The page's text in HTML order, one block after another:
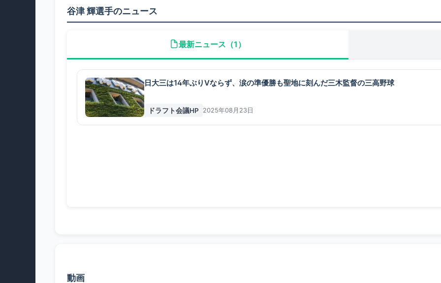
谷津 輝選手のニュース
最新ニュース（1）
日大三は14年ぶりVならず、涙の準優勝も聖地に刻んだ三木監督の三高野球
ドラフト会議HP 2025年08月23日
動画